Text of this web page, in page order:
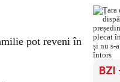
pot reveni în
BZI